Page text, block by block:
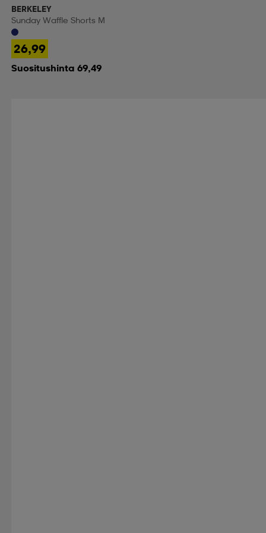
BERKELEY
Sunday Waffle Shorts M
26,99
Suositushinta 69,49